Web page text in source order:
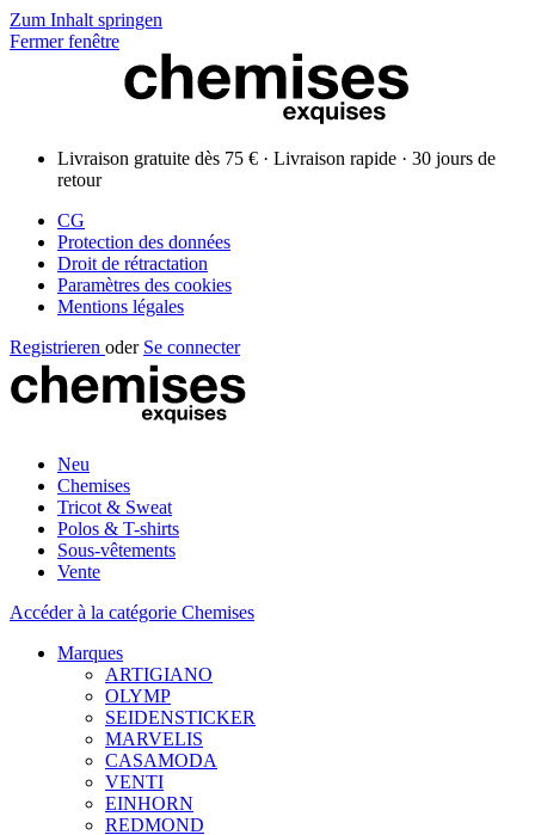
Zum Inhalt springen
Fermer fenêtre
Livraison gratuite dès 75 € · Livraison rapide · 30 jours de
retour
CG
Protection des données
Droit de rétractation
Paramètres des cookies
Mentions légales
Registrieren oder Se connecter
Neu
Chemises
Tricot & Sweat
Polos & T-shirts
Sous-vêtements
Vente
Accéder à la catégorie Chemises
Marques
ARTIGIANO
OLYMP
SEIDENSTICKER
MARVELIS
CASAMODA
VENTI
EINHORN
REDMOND